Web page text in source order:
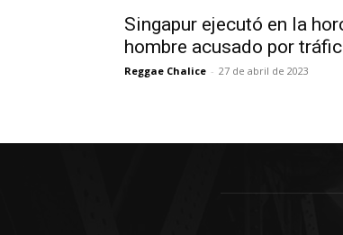
Singapur ejecutó en la
hombre acusado por
Reggae Chalice - 27 de abril de 2023